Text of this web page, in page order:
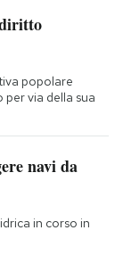
popolare
via della sua
navi da
in corso in